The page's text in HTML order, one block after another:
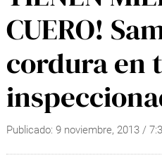
CUERO!
cordura en
Publicado: 9 noviembre, 2013/